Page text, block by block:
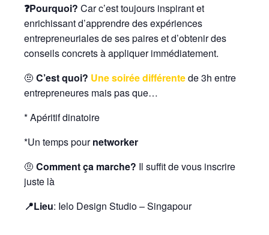
❓Pourquoi? Car c’est toujours inspirant et
enrichissant d’apprendre des expériences
entrepreneuriales de ses paires et d’obtenir des
conseils concrets à appliquer immédiatement.
🤨 C’est quoi? Une soirée différentede 3h entre
entrepreneures mais pas que…
* Apéritif dinatoire
*Un temps pournetworker
🤨 Comment ça marche? Il suffit de vous inscrire
juste là
📍Lieu: Ielo Design Studio – Singapour